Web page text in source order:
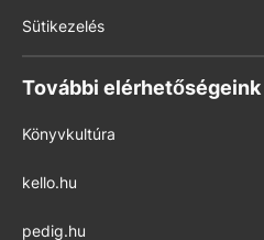
Sütikezelés
További elérhetőségeink
Könyvkultúra
kello.hu
pedig.hu